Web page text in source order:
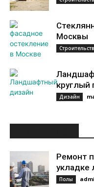
Москвы
круглый
Дизайн
Ремонт
укладке
Полы